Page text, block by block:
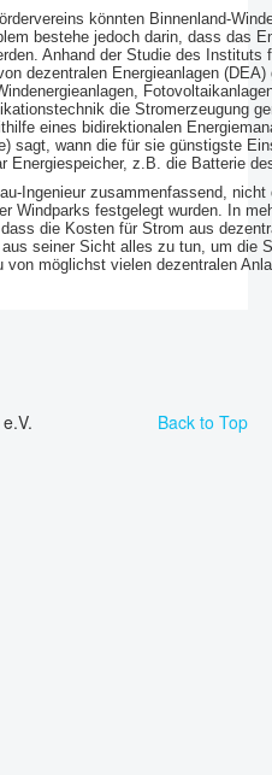
könnten Binnenland-
bestehe jedoch darin, dass das
Anhand der Studie des
dezentralen Energieanlagen
die Stromerzeugung
eines bidirektionalen
sagt, wann die für sie günstigste
Energiespeicher, z.B. die Batterie
Ingenieur zusammenfassend,
Windparks festgelegt wurden. In
die Kosten für Strom aus
seiner Sicht alles zu tun, um die
von möglichst vielen dezentralen
Back to Top